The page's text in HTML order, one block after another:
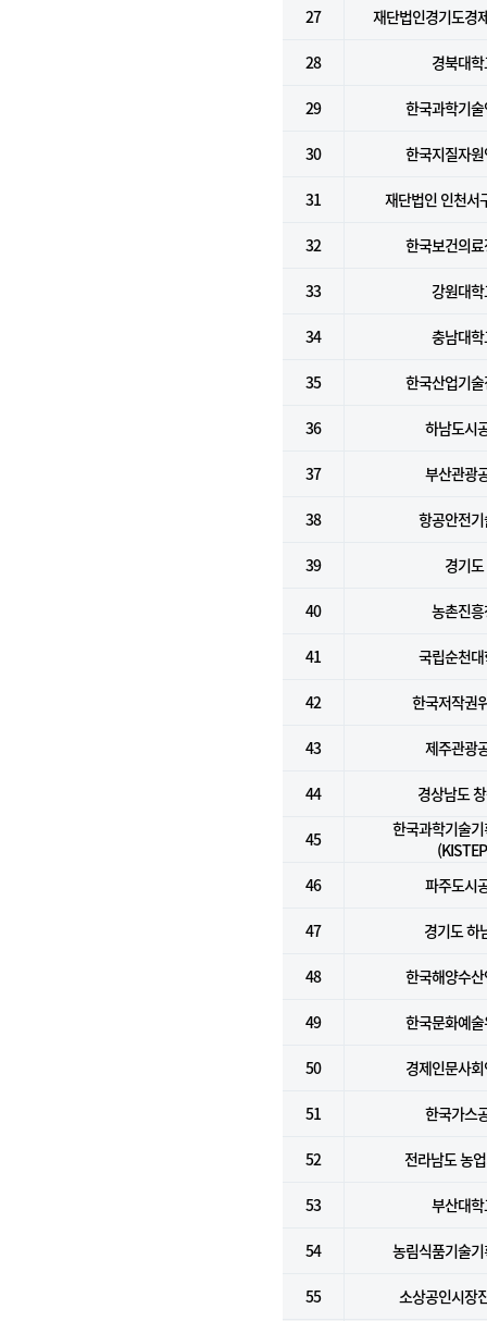
27 재단법인경기도경
28 경북대
29 한국과학기
30 한국지질자
31 재단법인 인천서
32 한국보건의
33 강원대
34 충남대
35 한국산업기
36 하남도시
37 부산관광
38 항공안전
39 경기도
40 농촌진
41 국립순천
42 한국저작권
43 제주관광
44 경상남도
45
한국과학기술
46
파주도시
47 경기도 하
48 한국해양수
49 한국문화예
50 경제인문사
51 한국가스
52 전라남도 농
53 부산대
54 농림식품기술
55 소상공인시장